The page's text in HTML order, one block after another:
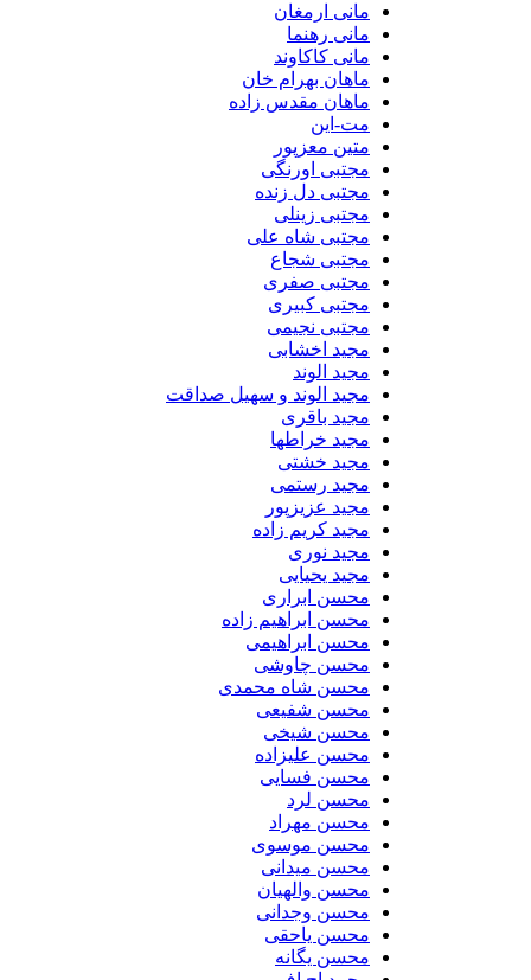
مانی ارمغان
مانی رهنما
مانی کاکاوند
ماهان بهرام خان
ماهان مقدس زاده
مت-این
متین معزپور
مجتبی اورنگی
مجتبی دل زنده
مجتبی زینلی
مجتبی شاه علی
مجتبی شجاع
مجتبی صفری
مجتبی کبیری
مجتبی نجیمی
مجید اخشابی
مجید الوند‎
مجید الوند و سهیل صداقت
مجید باقری
مجید خراطها
مجید خشتی
مجید رستمی
مجید عزیزپور
مجید کریم زاده
مجید نوری
مجید یحیایی
محسن ابراری
محسن ابراهیم زاده
محسن ابراهیمی
محسن چاوشی
محسن شاه محمدی
محسن شفیعی
محسن شیخی
محسن علیزاده
محسن فسایی
محسن لرد
محسن مهراد
محسن موسوی
محسن میدانی
محسن والهیان
محسن وجدانی
محسن یاحقی
محسن یگانه